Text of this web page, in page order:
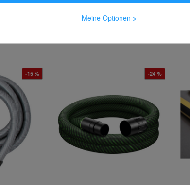
von Norres
-15 % -24 %
Meine Optionen >